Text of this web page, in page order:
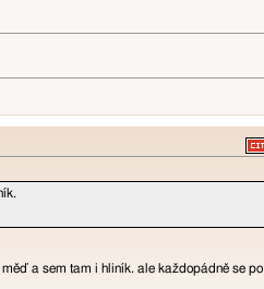
a sem tam i hliník. ale každopádně se po